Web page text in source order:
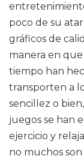
poco de su
gráficos de
manera en
tiempo han
transporten a
sencillez o
juegos se han
ejercicio y
no muchos son